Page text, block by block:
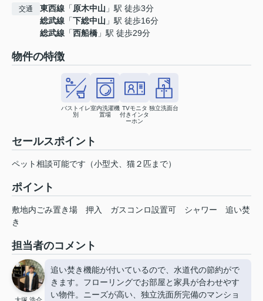
交通 東西線 「原木中山 」駅 徒歩3分
総武線 「下総中山 」駅 徒歩16分
総武線 「西船橋 」駅 徒歩29分
物件の特徴
バストイレ
別
室内洗濯機
置場
TVモニタ
付きインタ
ーホン
独立洗面台
セールスポイント
ペット相談可能です（小型犬、猫２匹まで）
ポイント
敷地内ごみ置き場 押入 ガスコンロ設置可 シャワー
追い焚
き
担当者のコメント
追い焚き機能が付いているので、水道代の節約がで
きます。フローリングでお部屋と家具が合わせやす
い物件。ニーズが高い、独立洗面所完備のマンショ